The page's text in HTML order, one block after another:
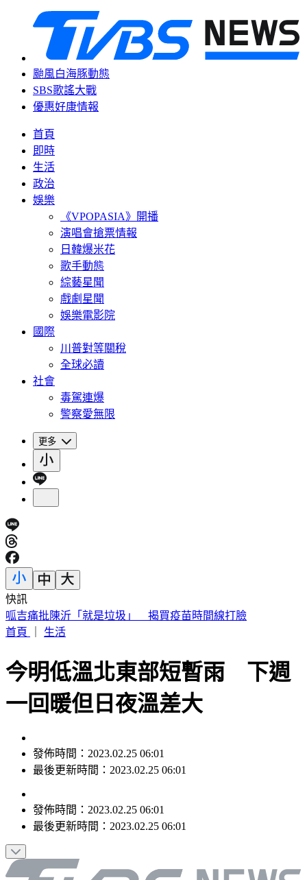
颱風白海豚動態
SBS歌謠大戰
優惠好康情報
首頁
即時
生活
政治
娛樂
《VPOPASIA》開播
演唱會搶票情報
日韓爆米花
歌手動態
綜藝星聞
戲劇星聞
娛樂電影院
國際
川普對等關稅
全球必讀
社會
毒駕連爆
警察愛無限
更多
快訊
台股「這1檔」9/1正式下市 245名千張大戶最後倒數
首頁
生活
今明低溫北東部短暫雨 下週
一回暖但日夜溫差大
發佈時間：2023.02.25 06:01
最後更新時間：2023.02.25 06:01
發佈時間： 2023.02.25 06:01
最後更新時間： 2023.02.25 06:01